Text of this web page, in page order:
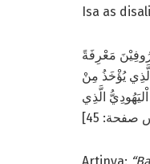
Isa as
مَعْرِفَةً
يُؤْخَذُ مِنْ
الَّذِي
45]